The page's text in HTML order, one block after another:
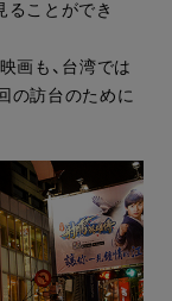
ることができ
画も、台湾では
の訪台のために